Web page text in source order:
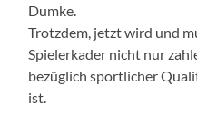
Dumke.
Trotzdem, jetzt wird und
Spielerkader nicht nur
bezüglich sportlicher
ist.